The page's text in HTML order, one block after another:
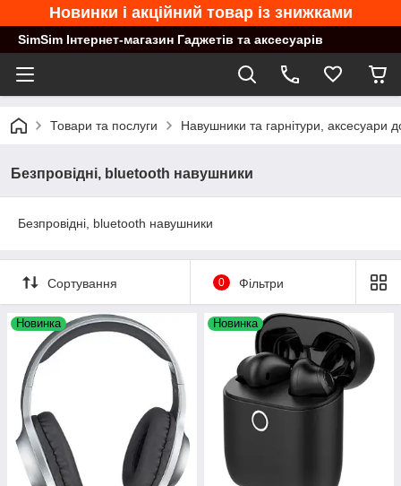
Новинки і акційний товар із знижками
SimSim Інтернет-магазин Гаджетів та аксесуарів
Товари та послуги Навушники та гарнітури, аксесуари
Безпровідні, bluetooth навушники
Безпровідні, bluetooth навушники
Сортування 0 Фільтри
Новинка Новинка